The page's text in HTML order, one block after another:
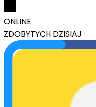
ONLINE
ZDOBYTYCH DZISIAJ